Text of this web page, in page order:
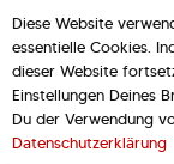
Diese Website
essentielle Cookies.
dieser Website
Einstellungen Deines
Du der Verwendung
Datenschutzerklärung